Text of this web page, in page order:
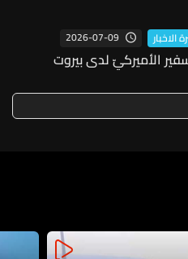
الجناح يشمل مستشفيين
وإخلاؤها غير ممكن
الاخبار 2026-07-09
الأميركيّ لدى بيروت